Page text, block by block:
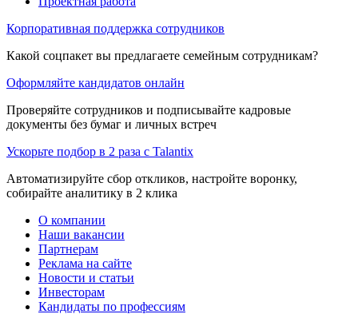
Корпоративная поддержка сотрудников
Какой соцпакет вы предлагаете семейным сотрудникам?
Оформляйте кандидатов онлайн
Проверяйте сотрудников и подписывайте кадровые
документы без бумаг и личных встреч
Ускорьте подбор в 2 раза с Talantix
Автоматизируйте сбор откликов, настройте воронку,
собирайте аналитику в 2 клика
О компании
Наши вакансии
Партнерам
Реклама на сайте
Новости и статьи
Инвесторам
Кандидаты по профессиям